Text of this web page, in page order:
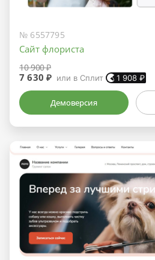
№ 6557795
Сайт флориста
10 900 ₽
7 630 ₽ или в Сплит 1 908 ₽
Демоверсия